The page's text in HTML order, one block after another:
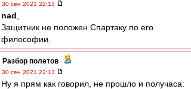
30 сен 2021 22:13
nad
Защитник не положен Спартаку по его
философии.
Разбор полетов -
30 сен 2021 22:13
Ну я прям как говорил, не прошло и получаса: